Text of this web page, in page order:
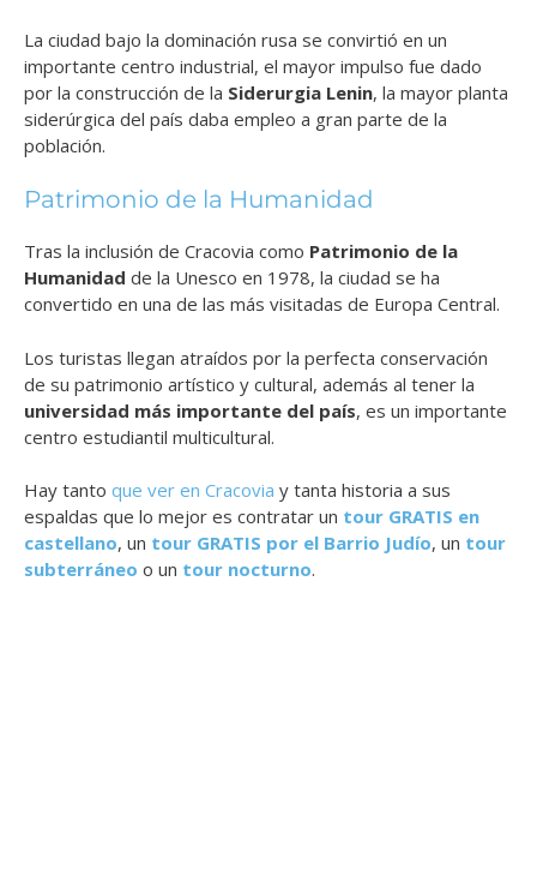
La ciudad bajo la dominación rusa se convirtió en un
importante centro industrial, el mayor impulso fue dado
por la construcción de la Siderurgia Lenin, la mayor planta
siderúrgica del país daba empleo a gran parte de la
población.
Patrimonio de la Humanidad
Tras la inclusión de Cracovia como Patrimonio de la
Humanidad de la Unesco en 1978, la ciudad se ha
convertido en una de las más visitadas de Europa Central.
Los turistas llegan atraídos por la perfecta conservación
de su patrimonio artístico y cultural, además al tener la
universidad más importante del país, es un importante
centro estudiantil multicultural.
Hay tanto que ver en Cracovia y tanta historia a sus
espaldas que lo mejor es contratar un tour GRATIS en
castellano, un tour GRATIS por el Barrio Judío, un tour
subterráneo o un tour nocturno.